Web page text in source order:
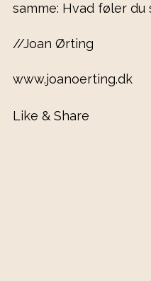
samme: Hvad føler du
//Joan Ørting
www.joanoerting.dk
Like & Share